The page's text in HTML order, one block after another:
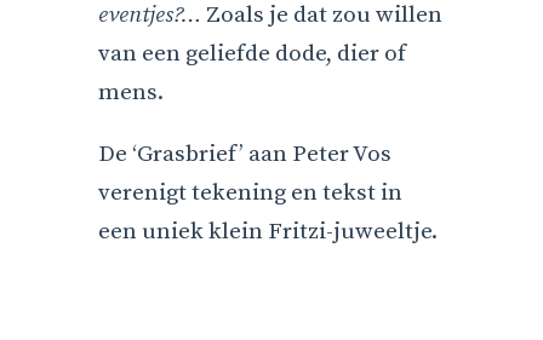
eventjes?… Zoals je dat zou willen
van een geliefde dode, dier of
mens.
De ‘Grasbrief’ aan Peter Vos
verenigt tekening en tekst in
een uniek klein Fritzi-juweeltje.